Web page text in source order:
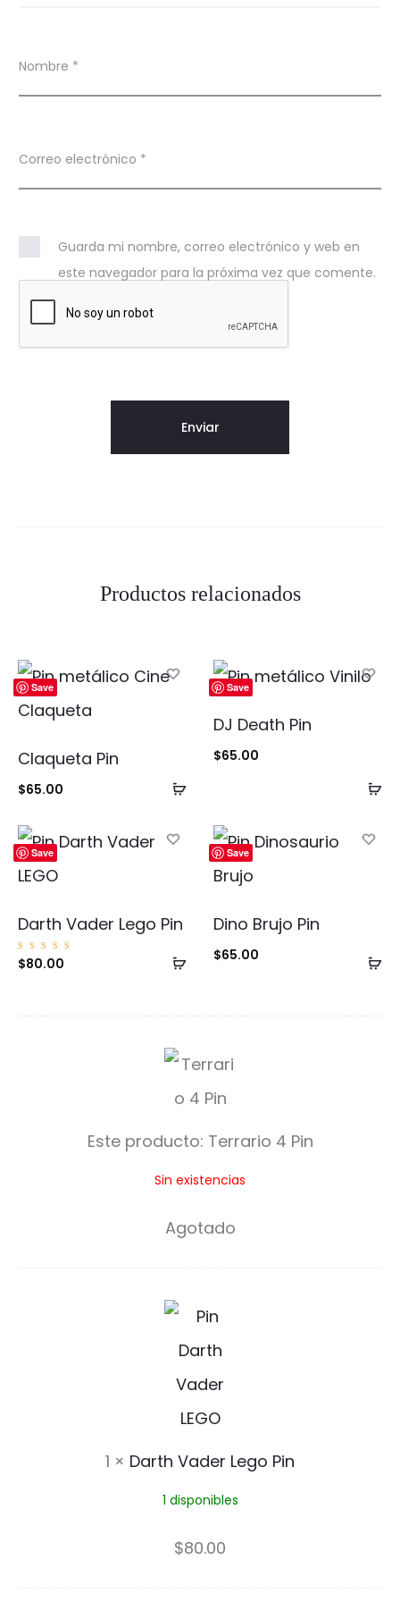
Nombre *
Correo electrónico *
Guarda mi nombre, correo electrónico y web en
este navegador para la próxima vez que comente.
Productos relacionados
Save
Añadir
carrito
Claqueta Pin
$65.00
Save
DJ Death Pin
$65.00
Save
Añadir
carrito
Darth Vader Lego Pin
Valorad
o con
$80.00
Save
Dino Brujo Pin
$65.00
T
e
a
r
4
P
i
n
Este producto: Terrario 4 Pin
Sin existencias
Agotado
D
a
r
t
a
d
1 × Darth Vader Lego Pin
1 disponibles
$80.00